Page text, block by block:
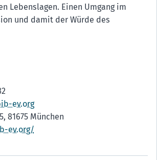
Lebenslagen. Einen Umgang im
und damit der Würde des
ev.org
81675 München
ev.org/